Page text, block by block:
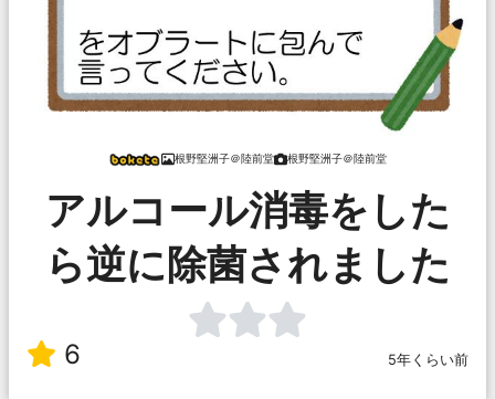
根野堅洲子＠陸前堂 根野堅洲子＠陸前堂
アルコール消毒をした
ら逆に除菌されました
6 5年くらい前